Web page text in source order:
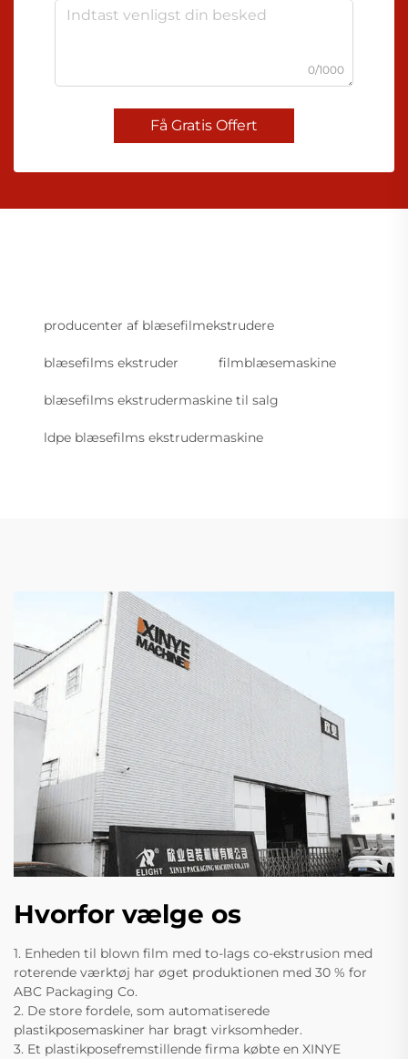
0/1000
Få Gratis Offert
producenter af blæsefilmekstrudere
blæsefilms ekstruder filmblæsemaskine
blæsefilms ekstrudermaskine til salg
ldpe blæsefilms ekstrudermaskine
Hvorfor vælge os
1. Enheden til blown film med to-lags co-ekstrusion med
roterende værktøj har øget produktionen med 30 % for
ABC Packaging Co.
2. De store fordele, som automatiserede
plastikposemaskiner har bragt virksomheder.
3. Et plastikposefremstillende firma købte en XINYE